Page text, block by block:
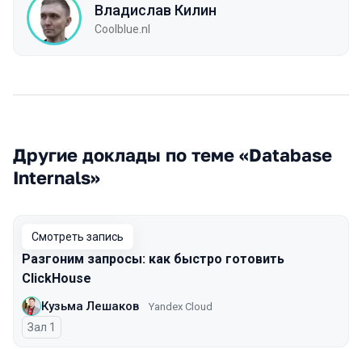
Владислав Килин
Coolblue.nl
Другие доклады по теме «Database
Internals»
Смотреть запись
Разгоним запросы: как быстро готовить
ClickHouse
Кузьма Лешаков Yandex Cloud
Зал 1